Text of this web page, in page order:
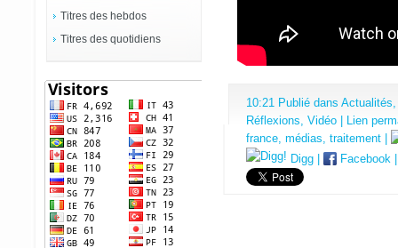
Titres des hebdos
Titres des quotidiens
10:21 Publié dans Actualités
Réflexions, Vidéo
Lien
france, médias, traitement
Digg
Facebook